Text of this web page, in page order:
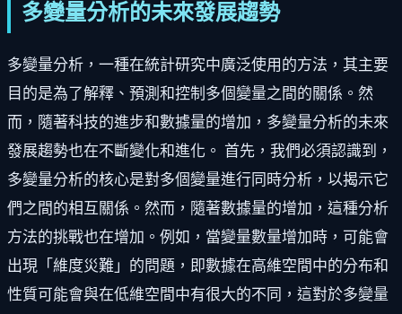
多變量分析的未來發展趨勢
多變量分析，一種在統計研究中廣泛使用的方法，其主要
目的是為了解釋、預測和控制多個變量之間的關係。然
而，隨著科技的進步和數據量的增加，多變量分析的未來
發展趨勢也在不斷變化和進化。 首先，我們必須認識到，
多變量分析的核心是對多個變量進行同時分析，以揭示它
們之間的相互關係。然而，隨著數據量的增加，這種分析
方法的挑戰也在增加。例如，當變量數量增加時，可能會
出現「維度災難」的問題，即數據在高維空間中的分布和
性質可能會與在低維空間中有很大的不同，這對於多變量